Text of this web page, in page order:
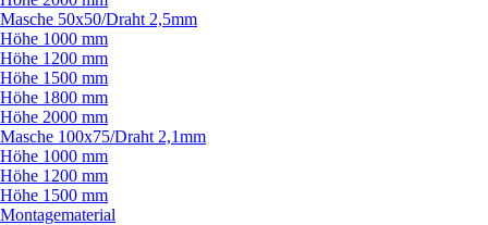
Masche 50x50/Draht 2,5mm
Höhe 1000 mm
Höhe 1200 mm
Höhe 1500 mm
Höhe 1800 mm
Höhe 2000 mm
Masche 100x75/Draht 2,1mm
Höhe 1000 mm
Höhe 1200 mm
Höhe 1500 mm
Montagematerial